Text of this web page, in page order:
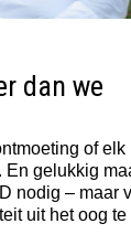
dan we
of elk
gelukkig
nodig – maar
uit het oog te